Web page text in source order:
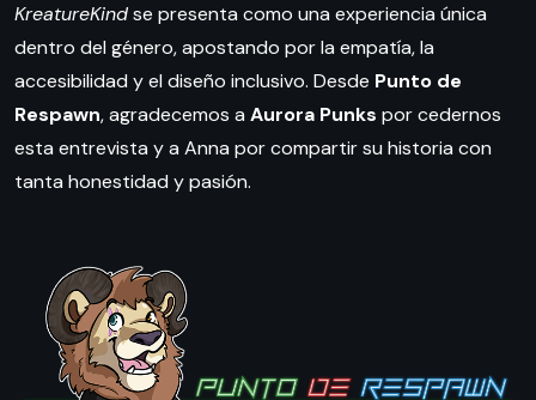
KreatureKindse presenta como una experiencia única
dentro del género, apostando por la empatía, la
accesibilidad y el diseño inclusivo. Desde Punto de
Respawn, agradecemos a Aurora Punks por cedernos
esta entrevista y a Anna por compartir su historia con
tanta honestidad y pasión.